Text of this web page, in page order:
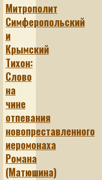
Митрополит
Симферопольский
и
Крымский
Тихон:
Слово
на
чине
отпевания
новопреставленного
иеромонаха
Романа
(Матюшина)